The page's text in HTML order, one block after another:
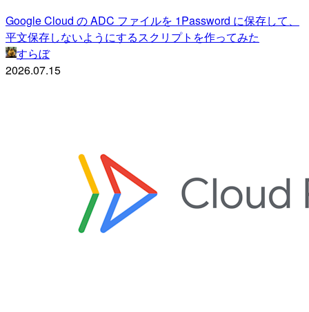
Google Cloud の ADC ファイルを 1Password に保存して、
平文保存しないようにするスクリプトを作ってみた
すらぼ
2026.07.15